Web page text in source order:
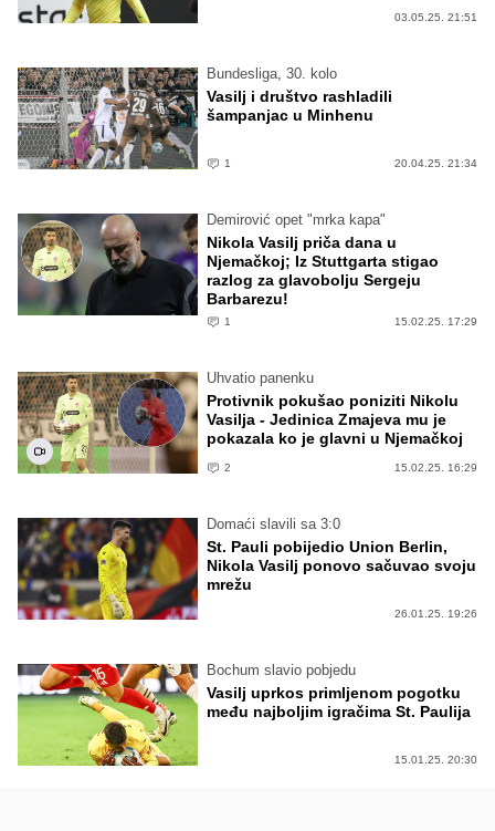
03.05.25. 21:51
Bundesliga, 30. kolo
Vasilj i društvo rashladili
šampanjac u Minhenu
1 20.04.25. 21:34
Demirović opet "mrka kapa"
Nikola Vasilj priča dana u
Njemačkoj; Iz Stuttgarta stigao
razlog za glavobolju Sergeju
Barbarezu!
1 15.02.25. 17:29
Uhvatio panenku
Protivnik pokušao poniziti Nikolu
Vasilja - Jedinica Zmajeva mu je
pokazala ko je glavni u Njemačkoj
2 15.02.25. 16:29
Domaći slavili sa 3:0
St. Pauli pobijedio Union Berlin,
Nikola Vasilj ponovo sačuvao svoju
mrežu
26.01.25. 19:26
Bochum slavio pobjedu
Vasilj uprkos primljenom pogotku
među najboljim igračima St. Paulija
15.01.25. 20:30